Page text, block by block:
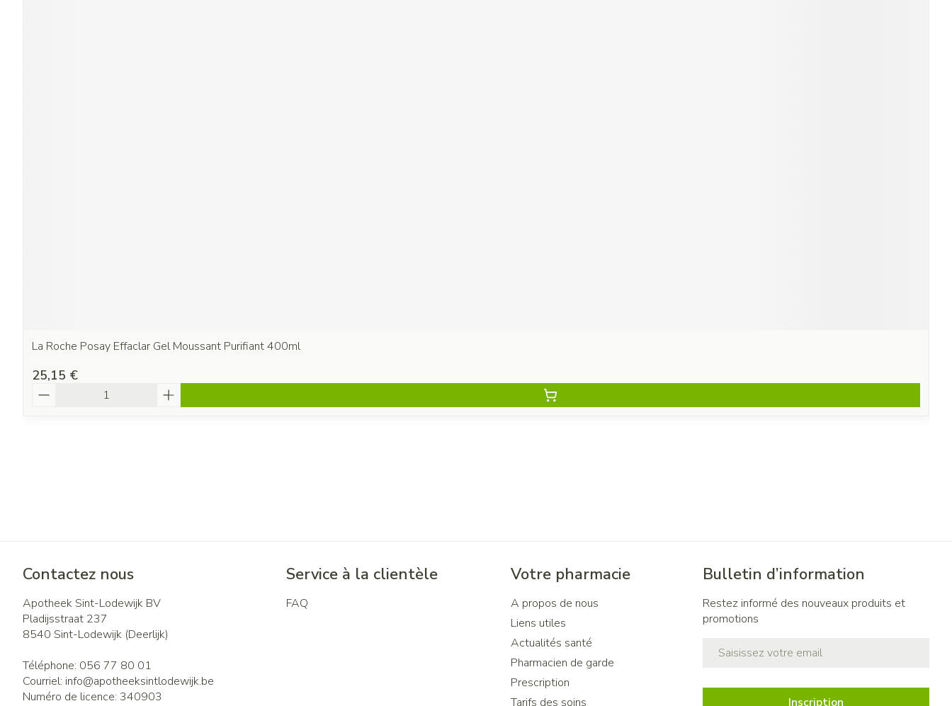
La Roche Posay Effaclar Gel Moussant Purifiant 400ml
25,15 €
Contactez nous
Apotheek Sint-Lodewijk BV
Pladijsstraat 237
8540 Sint-Lodewijk (Deerlijk)
Téléphone: 056 77 80 01
Courriel: info@apotheeksintlodewijk.be
Numéro de licence: 340903
Service à la clientèle
FAQ
Votre pharmacie
A propos de nous
Liens utiles
Actualités santé
Pharmacien de garde
Prescription
Tarifs des soins
Bulletin d’information
Restez informé des nouveaux produits et
promotions
Inscription